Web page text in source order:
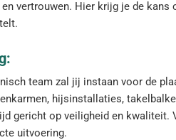
vertrouwen. Hier krijg je de
team zal jij instaan voor de
hijsinstallaties,
gericht op veiligheid en kwaliteit.
uitvoering.